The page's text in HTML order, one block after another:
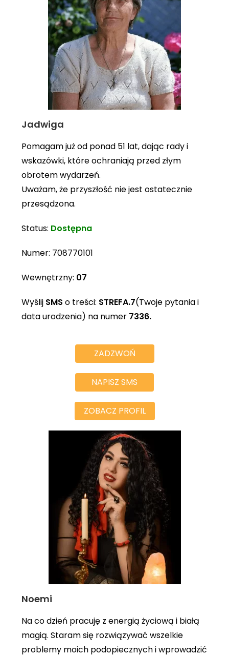
Jadwiga
Pomagam już od ponad 51 lat, dając rady i
wskazówki, które ochraniają przed złym
obrotem wydarzeń.
Uważam, że przyszłość nie jest ostatecznie
przesądzona.
Status: Dostępna
Numer: 708770101
Wewnętrzny: 07
Wyślij SMS o treści: STREFA.7(Twoje pytania i
data urodzenia) na numer 7336.
ZADZWOŃ
NAPISZ SMS
ZOBACZ PROFIL
Noemi
Na co dzień pracuję z energią życiową i białą
magią. Staram się rozwiązywać wszelkie
problemy moich podopiecznych i wprowadzić